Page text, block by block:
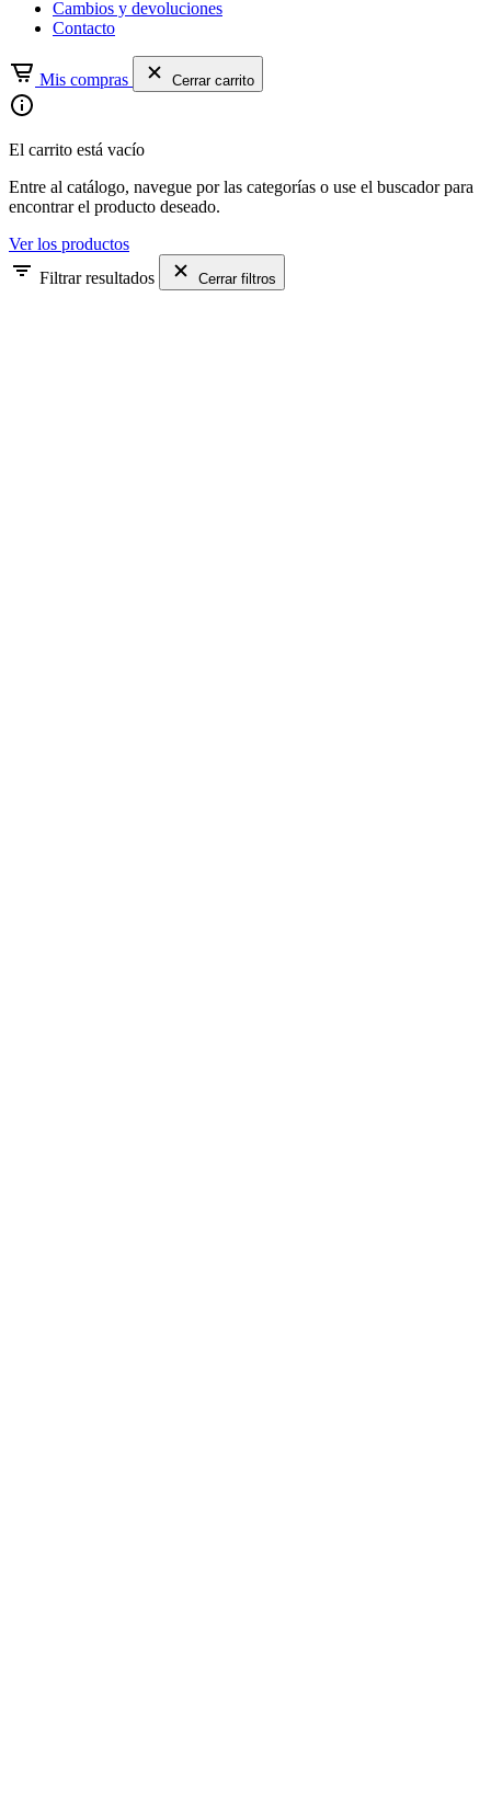
Cambios y devoluciones
Contacto
Mis compras Cerrar carrito
El carrito está vacío
Entre al catálogo, navegue por las categorías o use el buscador para
encontrar el producto deseado.
Ver los productos
Filtrar resultados
Cerrar filtros